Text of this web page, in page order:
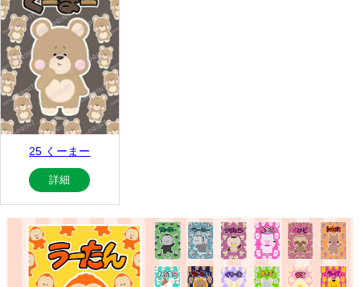
25 くーまー
詳細